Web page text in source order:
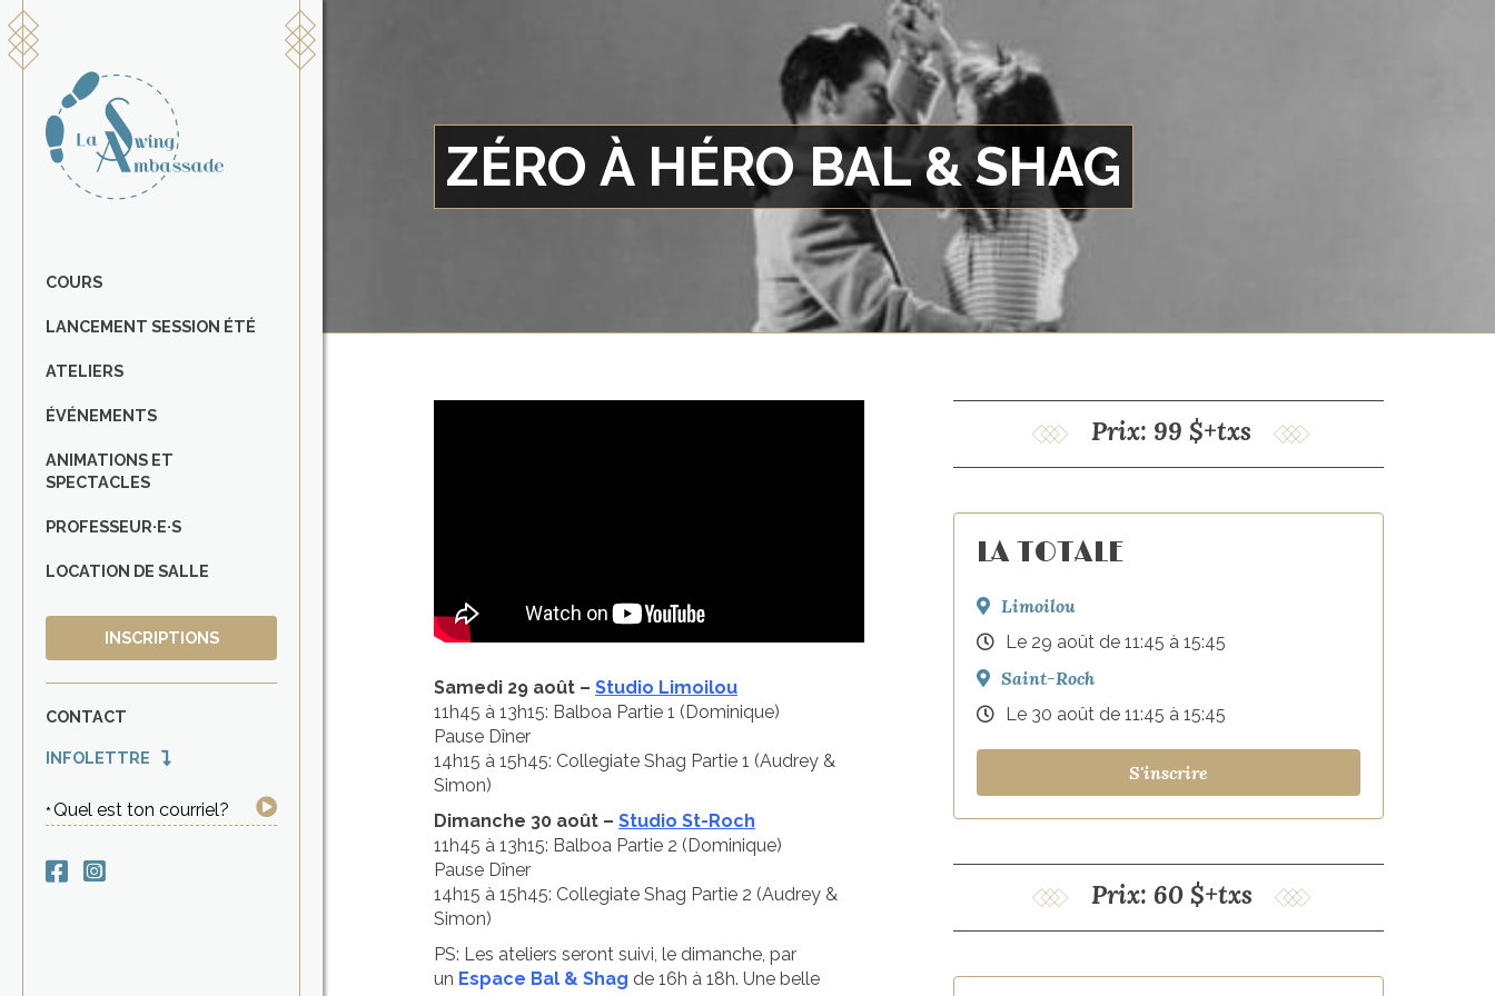
COURS
LANCEMENT SESSION ÉTÉ
ATELIERS
ÉVÉNEMENTS
ANIMATIONS ET
SPECTACLES
PROFESSEUR·E·S
LOCATION DE SALLE
INSCRIPTIONS
CONTACT
INFOLETTRE
Quel est ton courriel?
ZÉRO À HÉRO BAL & SHAG
Prix: 99 $+txs
LA TOTALE
Limoilou
Le 29 août de 11:45 à 15:45
Saint-Roch
Le 30 août de 11:45 à 15:45
S'inscrire
Prix: 60 $+txs
Samedi 29 août – Studio Limoilou
11h45 à 13h15: Balboa Partie 1 (Dominique)
Pause Dîner
14h15 à 15h45: Collegiate Shag Partie 1 (Audrey &
Simon)
Dimanche 30 août – Studio St-Roch
11h45 à 13h15: Balboa Partie 2 (Dominique)
Pause Dîner
14h15 à 15h45: Collegiate Shag Partie 2 (Audrey &
Simon)
PS: Les ateliers seront suivi, le dimanche, par
un Espace Bal & Shag de 16h à 18h. Une belle